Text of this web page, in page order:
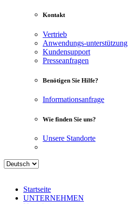
Kontakt
Vertrieb
Anwendungs-unterstützung
Kundensupport
Presseanfragen
Benötigen Sie Hilfe?
Informationsanfrage
Wie finden Sie uns?
Unsere Standorte
Startseite
UNTERNEHMEN